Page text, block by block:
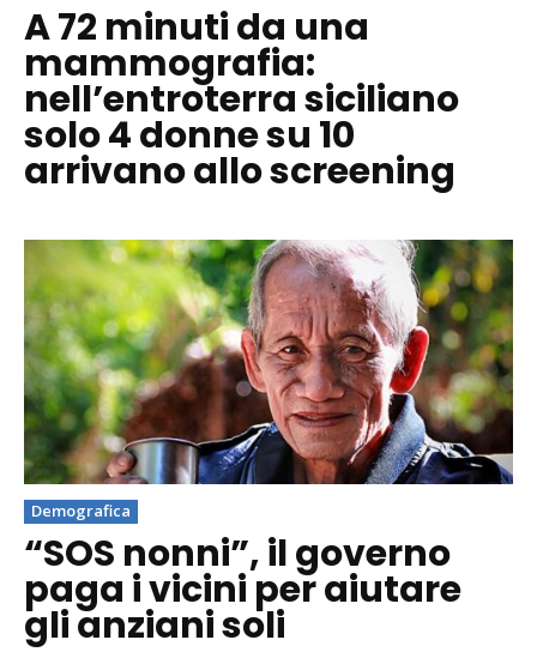
A 72 minuti da una
mammografia:
nell’entroterra siciliano
solo 4 donne su 10
arrivano allo screening
Demografica
“SOS nonni”, il governo
paga i vicini per aiutare
gli anziani soli